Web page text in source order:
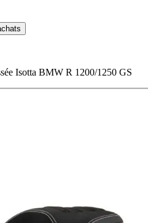
Isotta BMW R 1200/1250 GS